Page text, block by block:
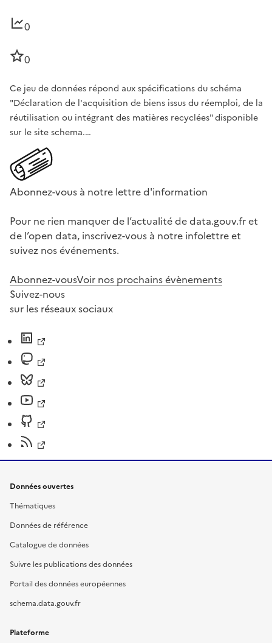
0
0
Ce jeu de données répond aux spécifications du schéma
"Déclaration de l'acquisition de biens issus du réemploi, de la
réutilisation ou intégrant des matières recyclées" disponible
sur le site schema.…
Abonnez-vous à notre lettre d'information
Pour ne rien manquer de l’actualité de data.gouv.fr et
de l’open data, inscrivez-vous à notre infolettre et
suivez nos événements.
Abonnez-vousVoir nos prochains évènements
Suivez-nous
sur les réseaux sociaux
Données ouvertes
Thématiques
Données de référence
Catalogue de données
Suivre les publications des données
Portail des données européennes
schema.data.gouv.fr
Plateforme